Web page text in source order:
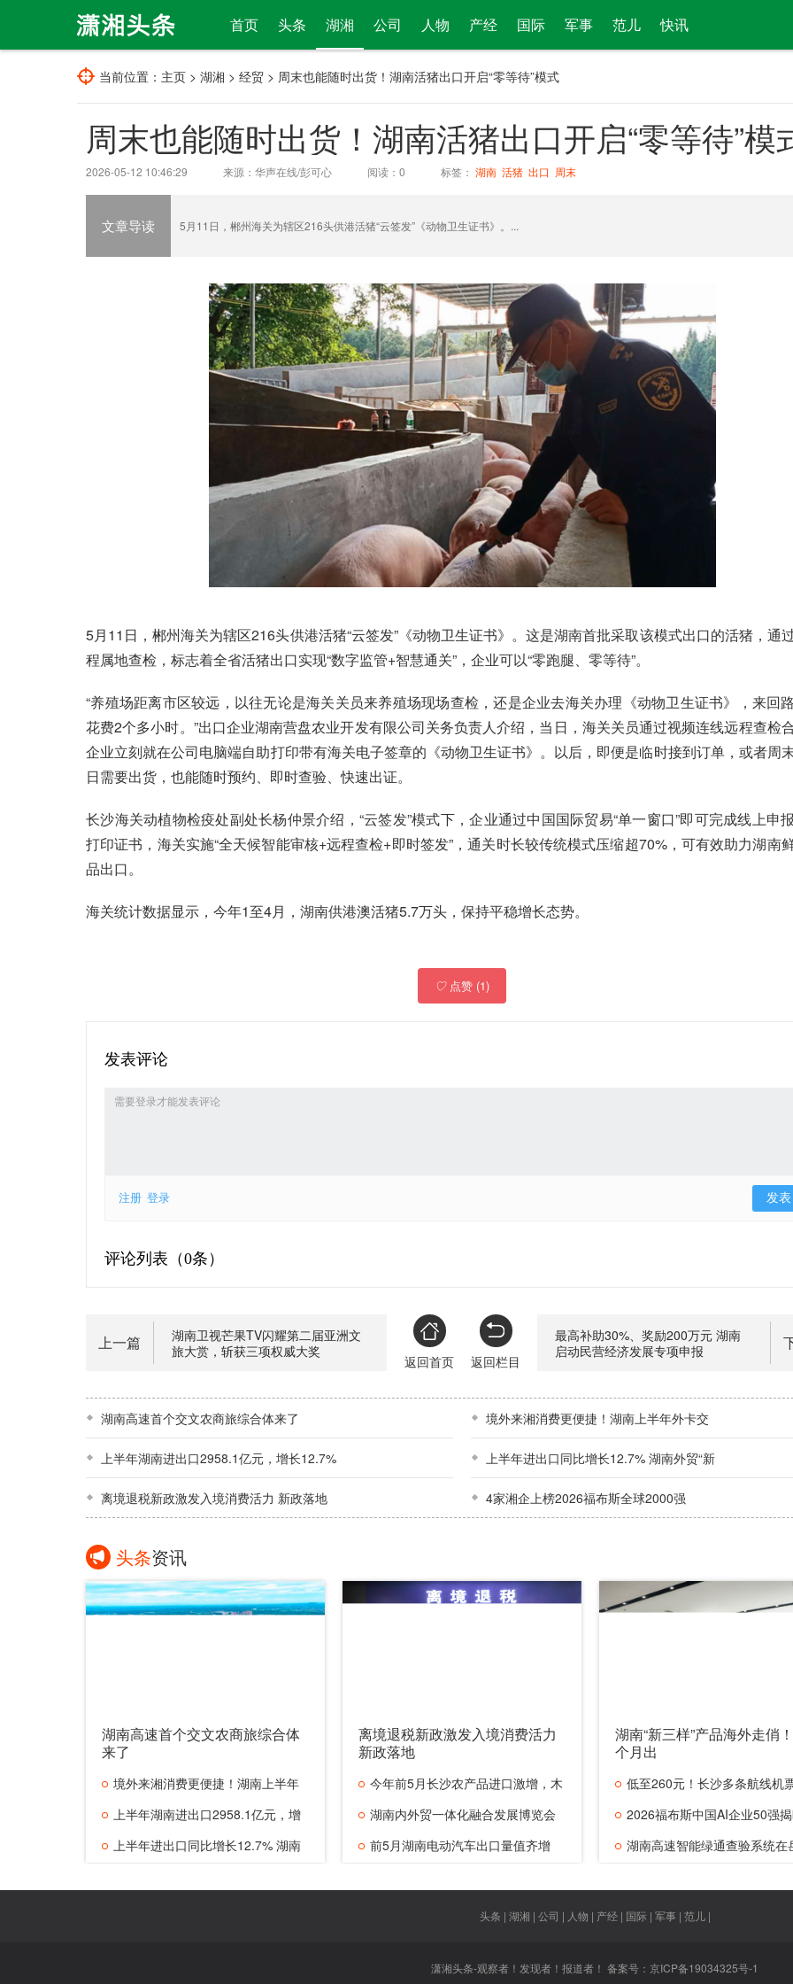
首页 头条 湖湘 公司 人物 产经 国际 军事 范儿 快讯
当前位置： 主页 > 湖湘 > 经贸 > 周末也能随时出货！湖南活猪出口开启“零等待”模式
周末也能随时出货！湖南活猪出口开启“零等待”模
2026-05-12 10:46:29 来源：华声在线/彭可心 阅读： 0 标签： 湖南 活猪 出口 周末
文章导读 5月11日，郴州海关为辖区216头供港活猪“云签发”《动物卫生证书》。...
5月11日，郴州海关为辖区216头供港活猪“云签发”《动物卫生证书》。这是湖南首批采取该模式出口的活猪，通
程属地查检，标志着全省活猪出口实现“数字监管+智慧通关”，企业可以“零跑腿、零等待”。
“养殖场距离市区较远，以往无论是海关关员来养殖场现场查检，还是企业去海关办理《动物卫生证书》，来回
花费2个多小时。”出口企业湖南营盘农业开发有限公司关务负责人介绍，当日，海关关员通过视频连线远程查检
企业立刻就在公司电脑端自助打印带有海关电子签章的《动物卫生证书》。以后，即便是临时接到订单，或者周
日需要出货，也能随时预约、即时查验、快速出证。
长沙海关动植物检疫处副处长杨仲景介绍，“云签发”模式下，企业通过中国国际贸易“单一窗口”即可完成线上申
打印证书，海关实施“全天候智能审核+远程查检+即时签发”，通关时长较传统模式压缩超70%，可有效助力湖南
品出口。
海关统计数据显示，今年1至4月，湖南供港澳活猪5.7万头，保持平稳增长态势。
♡点赞 (1)
发表评论
注册 登录
评论列表（0条）
上一篇
湖南卫视芒果TV闪耀第二届亚洲文
旅大赏，斩获三项权威大奖
返回首页 返回栏目
最高补助30%、奖励200万元 湖南
启动民营经济发展专项申报
湖南高速首个交文农商旅综合体来了 境外来湘消费更便捷！湖南上半年外卡交
上半年湖南进出口2958.1亿元，增长12.7% 上半年进出口同比增长12.7% 湖南外贸“新
离境退税新政激发入境消费活力 新政落地 4家湘企上榜2026福布斯全球2000强
头条资讯
湖南高速首个交文农商旅综合体
来了
境外来湘消费更便捷！湖南上半年
外卡交
上半年湖南进出口2958.1亿元，增
长12.7%
上半年进出口同比增长12.7% 湖南
离境退税新政激发入境消费活力
新政落地
今年前5月长沙农产品进口激增，木
薯淀粉
湖南内外贸一体化融合发展博览会
启动，
前5月湖南电动汽车出口量值齐增
湖南“新三样”产品海外走俏
个月出
低至260元！长沙多条航线机
低于高
2026福布斯中国AI企业50强
湖南2家上
湖南高速智能绿通查验系统在
头条 | 湖湘 | 公司 | 人物 | 产经 | 国际 | 军事 | 范儿 |
潇湘头条-观察者！发现者！报道者！ 备案号： 京ICP备19034325号-1